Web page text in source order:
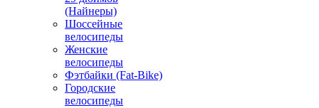
(Найнеры)
Шоссейные
велосипеды
Женские
велосипеды
Фэтбайки (Fat-Bike)
Городские
велосипеды